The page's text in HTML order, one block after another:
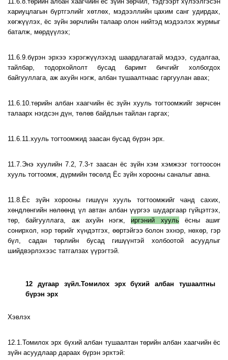
хариуцлагын бүртгэлийг хөтлөх, мэдээллийн цахим санг удирдах,
хөгжүүлэх, ёс зүйн зөрчлийн талаар олон нийтэд мэдээлэх журмыг
баталж, мөрдүүлэх;
11.6.9.бүрэн эрхээ хэрэгжүүлэхэд шаардлагатай мэдээ, судалгаа,
тайлбар, тодорхойлолт бусад баримт бичгийг холбогдох
байгууллага, аж ахуйн нэгж, албан тушаалтнаас гаргуулан авах;
11.6.10.төрийн албан хаагчийн ёс зүйн хууль тогтоомжийг зөрчсөн
талаарх нэгдсэн дүн, төлөв байдлын тайлан гаргах;
11.6.11.хууль тогтоомжид заасан бусад бүрэн эрх.
11.7.Энэ хуулийн 7.2, 7.3-т заасан ёс зүйн хэм хэмжээг тогтоосон
хууль тогтоомж, дүрмийн төсөлд Ёс зүйн хорооны саналыг авна.
11.8.Ёс зүйн хорооны гишүүн хууль тогтоомжийг чанд сахих,
хөндлөнгийн нөлөөнд үл автан албан үүргээ шударгаар гүйцэтгэх,
төр, байгууллага, аж ахуйн нэгж, иргэний хуульёсны ашиг
сонирхол, нэр төрийг хүндэтгэх, өөртэйгээ болон эхнэр, нөхөр, гэр
бүл, садан төрлийн бусад гишүүнтэй холбоотой асуудлыг
шийдвэрлэхээс татгалзах үүрэгтэй.
12 дугаар зүйл.Томилох эрх бүхий албан тушаалтны
бүрэн эрх
Хэвлэх
12.1.Томилох эрх бүхий албан тушаалтан төрийн албан хаагчийн ёс
зүйн асуудлаар дараах бүрэн эрхтэй: